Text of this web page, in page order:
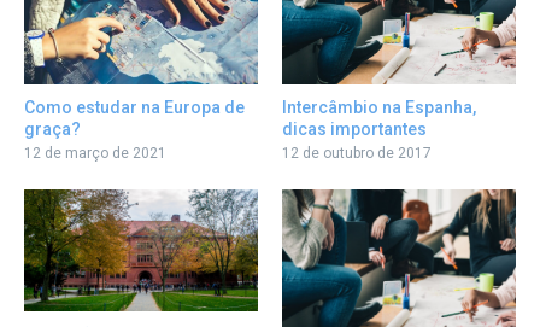
Como estudar na Europa de
graça?
12 de março de 2021
Intercâmbio na Espanha,
dicas importantes
12 de outubro de 2017